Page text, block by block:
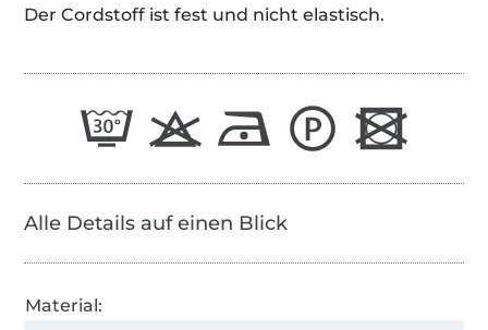
Der Cordstoff ist fest und nicht elastisch.
Alle Details auf einen Blick
Material: